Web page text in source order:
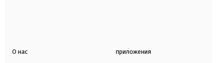
О нас приложения